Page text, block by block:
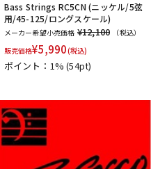
Bass Strings RC5CN (ニッケル/5弦
用/45-125/ロングスケール)
メーカー希望小売価格 ¥12,100
（税込）
販売価格¥5,990(税込)
ポイント：1%(54pt)